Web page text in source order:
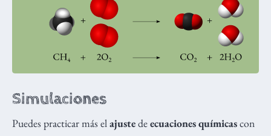
Simulaciones
Puedes practicar más elajustedeecuaciones químicascon